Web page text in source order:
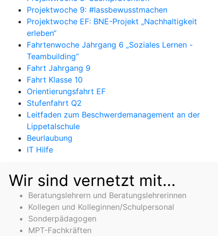
Projektwoche 9: #lassbewusstmachen
Projektwoche EF: BNE-Projekt „Nachhaltigkeit
erleben“
Fahrtenwoche Jahrgang 6 „Soziales Lernen -
Teambuilding“
Fahrt Jahrgang 9
Fahrt Klasse 10
Orientierungsfahrt EF
Stufenfahrt Q2
Leitfaden zum Beschwerdemanagement an der
Lippetalschule
Beurlaubung
IT Hilfe
Wir sind vernetzt mit...
Beratungslehrern und Beratungslehrerinnen
Kollegen und Kolleginnen/Schulpersonal
Sonderpädagogen
MPT-Fachkräften